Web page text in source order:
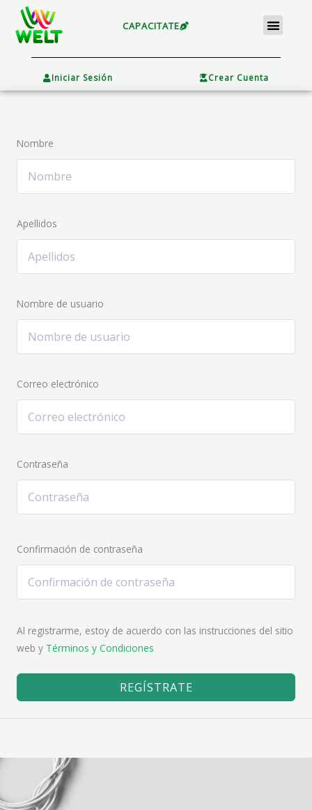
contenido
CAPACITATE Menu
Iniciar Sesión Crear Cuenta
Nombre
Apellidos
Nombre de usuario
Correo electrónico
Contraseña
Confirmación de contraseña
Al registrarme, estoy de acuerdo con las instrucciones del sitio
web y Términos y Condiciones
REGÍSTRATE